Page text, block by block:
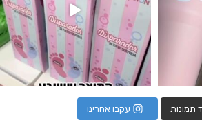
תמונות עקבו אחרינו